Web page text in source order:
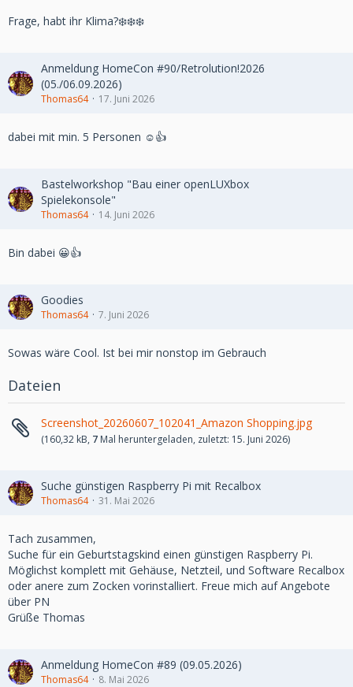
Frage, habt ihr Klima?❄️❄️❄️
Anmeldung HomeCon #90/Retrolution!2026
(05./06.09.2026)
Thomas64 17. Juni 2026
dabei mit min. 5 Personen ☺️👍
Bastelworkshop "Bau einer openLUXbox
Spielekonsole"
Thomas64 14. Juni 2026
Bin dabei 😀👍
Goodies
Thomas64 7. Juni 2026
Sowas wäre Cool. Ist bei mir nonstop im Gebrauch
Dateien
Screenshot_20260607_102041_Amazon Shopping.jpg
(160,32 kB, 7 Mal heruntergeladen, zuletzt: 15. Juni 2026)
Suche günstigen Raspberry Pi mit Recalbox
Thomas64 31. Mai 2026
Tach zusammen,
Suche für ein Geburtstagskind einen günstigen Raspberry Pi.
Möglichst komplett mit Gehäuse, Netzteil, und Software Recalbox
oder anere zum Zocken vorinstalliert. Freue mich auf Angebote
über PN
Grüße Thomas
Anmeldung HomeCon #89 (09.05.2026)
Thomas64 8. Mai 2026